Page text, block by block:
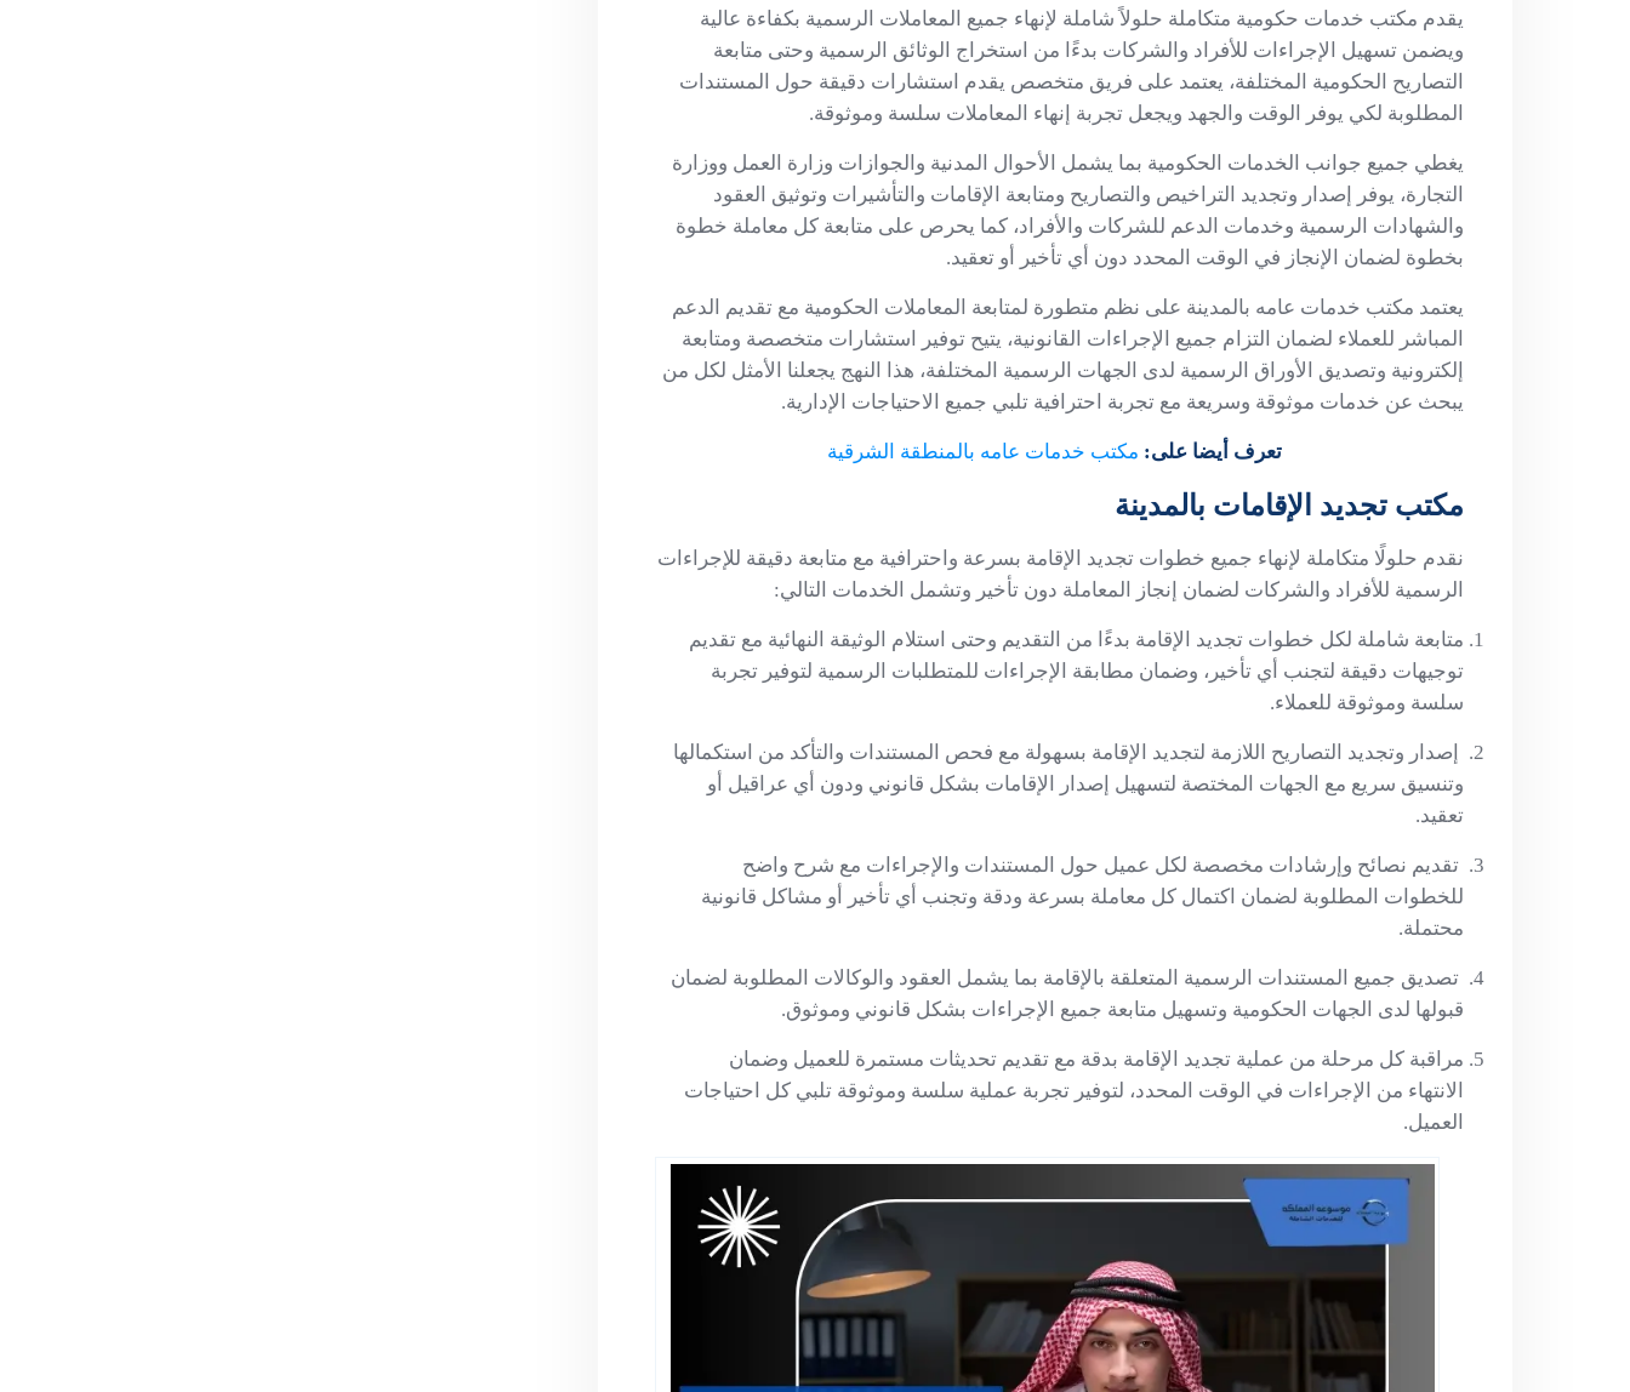
يقدم مكتب خدمات حكومية متكاملة حلولاً شاملة لإنهاء جميع المعاملات الرسمية بكفاءة عالية
ويضمن تسهيل الإجراءات للأفراد والشركات بدءًا من استخراج الوثائق الرسمية وحتى متابعة
التصاريح الحكومية المختلفة، يعتمد على فريق متخصص يقدم استشارات دقيقة حول المستندات
المطلوبة لكي يوفر الوقت والجهد ويجعل تجربة إنهاء المعاملات سلسة وموثوقة.
يغطي جميع جوانب الخدمات الحكومية بما يشمل الأحوال المدنية والجوازات وزارة العمل ووزارة
التجارة، يوفر إصدار وتجديد التراخيص والتصاريح ومتابعة الإقامات والتأشيرات وتوثيق العقود
والشهادات الرسمية وخدمات الدعم للشركات والأفراد، كما يحرص على متابعة كل معاملة خطوة
بخطوة لضمان الإنجاز في الوقت المحدد دون أي تأخير أو تعقيد.
يعتمد مكتب خدمات عامه بالمدينة على نظم متطورة لمتابعة المعاملات الحكومية مع تقديم الدعم
المباشر للعملاء لضمان التزام جميع الإجراءات القانونية، يتيح توفير استشارات متخصصة ومتابعة
إلكترونية وتصديق الأوراق الرسمية لدى الجهات الرسمية المختلفة، هذا النهج يجعلنا الأمثل لكل من
يبحث عن خدمات موثوقة وسريعة مع تجربة احترافية تلبي جميع الاحتياجات الإدارية.
تعرف أيضا على: مكتب خدمات عامه بالمنطقة الشرقية
مكتب تجديد الإقامات بالمدينة
نقدم حلولًا متكاملة لإنهاء جميع خطوات تجديد الإقامة بسرعة واحترافية مع متابعة دقيقة للإجراءات
الرسمية للأفراد والشركات لضمان إنجاز المعاملة دون تأخير وتشمل الخدمات التالي:
متابعة شاملة لكل خطوات تجديد الإقامة بدءًا من التقديم وحتى استلام الوثيقة النهائية مع تقديم
توجيهات دقيقة لتجنب أي تأخير، وضمان مطابقة الإجراءات للمتطلبات الرسمية لتوفير تجربة
سلسة وموثوقة للعملاء.
إصدار وتجديد التصاريح اللازمة لتجديد الإقامة بسهولة مع فحص المستندات والتأكد من استكمالها
وتنسيق سريع مع الجهات المختصة لتسهيل إصدار الإقامات بشكل قانوني ودون أي عراقيل أو
تعقيد.
تقديم نصائح وإرشادات مخصصة لكل عميل حول المستندات والإجراءات مع شرح واضح
للخطوات المطلوبة لضمان اكتمال كل معاملة بسرعة ودقة وتجنب أي تأخير أو مشاكل قانونية
محتملة.
تصديق جميع المستندات الرسمية المتعلقة بالإقامة بما يشمل العقود والوكالات المطلوبة لضمان
قبولها لدى الجهات الحكومية وتسهيل متابعة جميع الإجراءات بشكل قانوني وموثوق.
مراقبة كل مرحلة من عملية تجديد الإقامة بدقة مع تقديم تحديثات مستمرة للعميل وضمان
الانتهاء من الإجراءات في الوقت المحدد، لتوفير تجربة عملية سلسة وموثوقة تلبي كل احتياجات
العميل.